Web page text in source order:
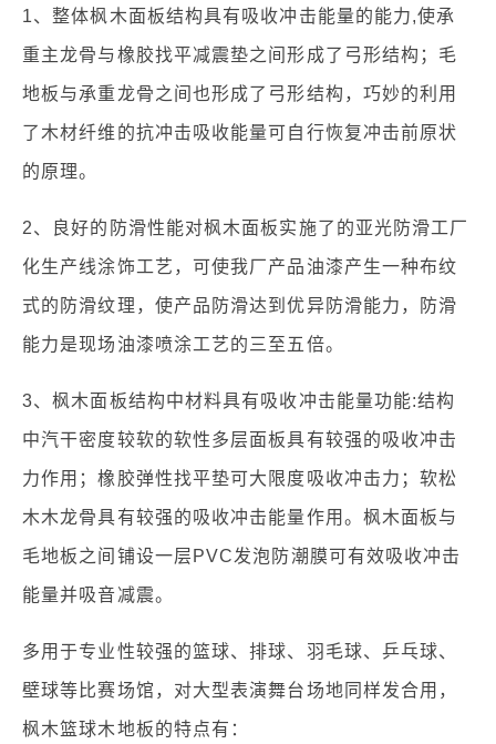
1、整体枫木面板结构具有吸收冲击能量的能力,使承
重主龙骨与橡胶找平减震垫之间形成了弓形结构；毛
地板与承重龙骨之间也形成了弓形结构，巧妙的利用
了木材纤维的抗冲击吸收能量可自行恢复冲击前原状
的原理。
2、良好的防滑性能对枫木面板实施了的亚光防滑工厂
化生产线涂饰工艺，可使我厂产品油漆产生一种布纹
式的防滑纹理，使产品防滑达到优异防滑能力，防滑
能力是现场油漆喷涂工艺的三至五倍。
3、枫木面板结构中材料具有吸收冲击能量功能:结构
中汽干密度较软的软性多层面板具有较强的吸收冲击
力作用；橡胶弹性找平垫可大限度吸收冲击力；软松
木木龙骨具有较强的吸收冲击能量作用。枫木面板与
毛地板之间铺设一层PVC发泡防潮膜可有效吸收冲击
能量并吸音减震。
多用于专业性较强的篮球、排球、羽毛球、乒乓球、
壁球等比赛场馆，对大型表演舞台场地同样发合用，
枫木篮球木地板的特点有：